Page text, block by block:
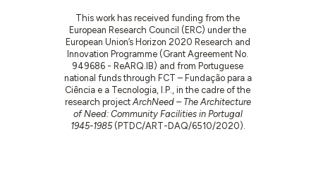
This work has received funding from the
European Research Council (ERC) under the
European Union’s Horizon 2020 Research and
Innovation Programme (Grant Agreement No.
949686 - ReARQ.IB) and from Portuguese
national funds through FCT – Fundação para a
Ciência e a Tecnologia, I.P., in the cadre of the
research project ArchNeed – The Architecture
of Need: Community Facilities in Portugal
1945-1985(PTDC/ART-DAQ/6510/2020).